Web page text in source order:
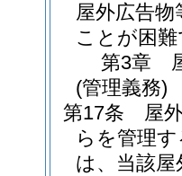
屋外広告
ことが困
第3章
(管理義務)
第17条
屋
らを管理
は、当該